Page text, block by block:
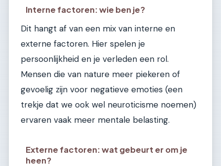
Interne factoren: wie ben je?
Dit hangt af van een mix van interne en
externe factoren. Hier spelen je
persoonlijkheid en je verleden een rol.
Mensen die van nature meer piekeren of
gevoelig zijn voor negatieve emoties (een
trekje dat we ook wel neuroticisme noemen)
ervaren vaak meer mentale belasting.
Externe factoren: wat gebeurt er om je
heen?